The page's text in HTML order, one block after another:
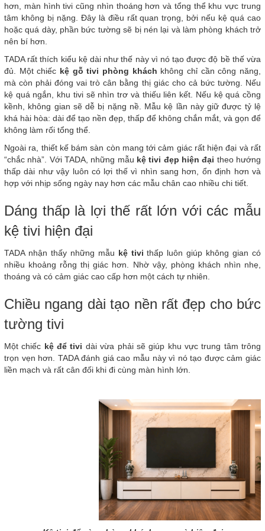
hơn, màn hình tivi cũng nhìn thoáng hơn và tổng thể khu vực trung
tâm không bị nặng. Đây là điều rất quan trọng, bởi nếu kệ quá cao
hoặc quá dày, phần bức tường sẽ bị nén lại và làm phòng khách trở
nên bí hơn.
TADA rất thích kiểu kệ dài như thế này vì nó tạo được độ bề thế vừa
đủ. Một chiếc kệ gỗ tivi phòng khách không chỉ cần công năng,
mà còn phải đóng vai trò cân bằng thị giác cho cả bức tường. Nếu
kệ quá ngắn, khu tivi sẽ nhìn trơ và thiếu liên kết. Nếu kệ quá cồng
kềnh, không gian sẽ dễ bị nặng nề. Mẫu kệ lần này giữ được tỷ lệ
khá hài hòa: dài để tạo nền đẹp, thấp để không chắn mắt, và gọn để
không làm rối tổng thể.
Ngoài ra, thiết kế bám sàn còn mang tới cảm giác rất hiện đại và rất
“chắc nhà”. Với TADA, những mẫu kệ tivi đẹp hiện đại theo hướng
thấp dài như vậy luôn có lợi thế vì nhìn sang hơn, ổn định hơn và
hợp với nhịp sống ngày nay hơn các mẫu chân cao nhiều chi tiết.
Dáng thấp là lợi thế rất lớn với các mẫu
kệ tivi hiện đại
TADA nhận thấy những mẫu kệ tivi thấp luôn giúp không gian có
nhiều khoảng rỗng thị giác hơn. Nhờ vậy, phòng khách nhìn nhẹ,
thoáng và có cảm giác cao cấp hơn một cách tự nhiên.
Chiều ngang dài tạo nền rất đẹp cho bức
tường tivi
Một chiếc kệ để tivi dài vừa phải sẽ giúp khu vực trung tâm trông
trọn vẹn hơn. TADA đánh giá cao mẫu này vì nó tạo được cảm giác
liền mạch và rất cân đối khi đi cùng màn hình lớn.